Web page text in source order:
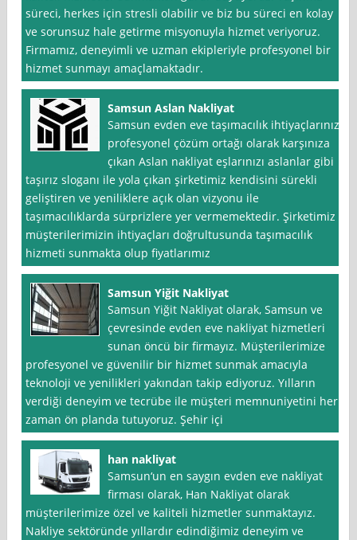
süreci, herkes için stresli olabilir ve biz bu süreci en kolay
ve sorunsuz hale getirme misyonuyla hizmet veriyoruz.
Firmamız, deneyimli ve uzman ekipleriyle profesyonel bir
hizmet sunmayı amaçlamaktadır.
Samsun Aslan Nakliyat
Samsun evden eve taşımacılık ihtiyaçlarınıza
profesyonel çözüm ortağı olarak karşınıza
çıkan Aslan nakliyat eşlarınızı aslanlar gibi
taşırız sloganı ile yola çıkan şirketimiz kendisini sürekli
geliştiren ve yeniliklere açık olan vizyonu ile
taşımacılıklarda sürprizlere yer vermemektedir. Şirketimiz
müşterilerimizin ihtiyaçları doğrultusunda taşımacılık
hizmeti sunmakta olup fiyatlarımız
Samsun Yiğit Nakliyat
Samsun Yiğit Nakliyat olarak, Samsun ve
çevresinde evden eve nakliyat hizmetleri
sunan öncü bir firmayız. Müşterilerimize
profesyonel ve güvenilir bir hizmet sunmak amacıyla
teknoloji ve yenilikleri yakından takip ediyoruz. Yılların
verdiği deneyim ve tecrübe ile müşteri memnuniyetini her
zaman ön planda tutuyoruz. Şehir içi
han nakliyat
Samsun‘un en saygın evden eve nakliyat
firması olarak, Han Nakliyat olarak
müşterilerimize özel ve kaliteli hizmetler sunmaktayız.
Nakliye sektöründe yıllardır edindiğimiz deneyim ve